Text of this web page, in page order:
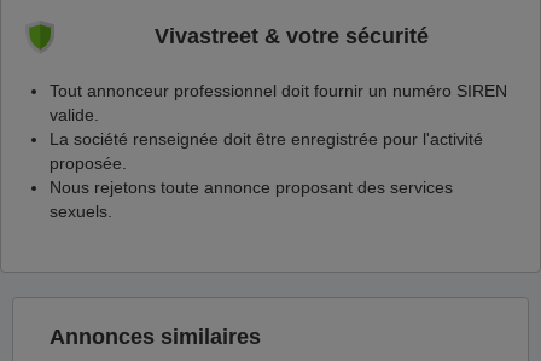
Vivastreet & votre sécurité
Tout annonceur professionnel doit fournir un numéro SIREN
valide.
La société renseignée doit être enregistrée pour l'activité
proposée.
Nous rejetons toute annonce proposant des services
sexuels.
Annonces similaires